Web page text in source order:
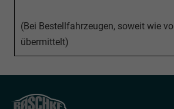
(Bei Bestellfahrzeugen, soweit wie
übermittelt)